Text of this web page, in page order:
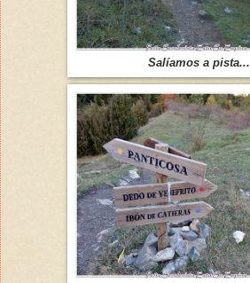
Salíamos a pista...